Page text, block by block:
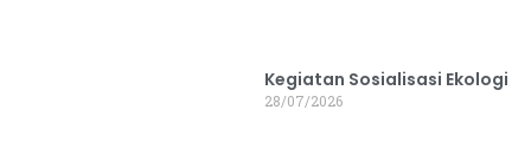
Kegiatan Sosialisasi Ekologi
28/07/2026